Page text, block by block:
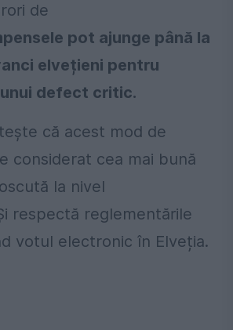
de
pot ajunge până la
elvețieni pentru
defect critic.
că acest mod de
considerat cea mai bună
la nivel
respectă reglementările
votul electronic în Elveția.